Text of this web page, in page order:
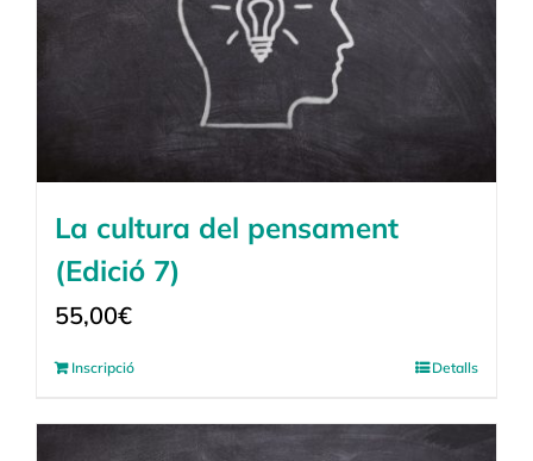
La cultura del pensament
(Edició 7)
55,00€
Inscripció Detalls